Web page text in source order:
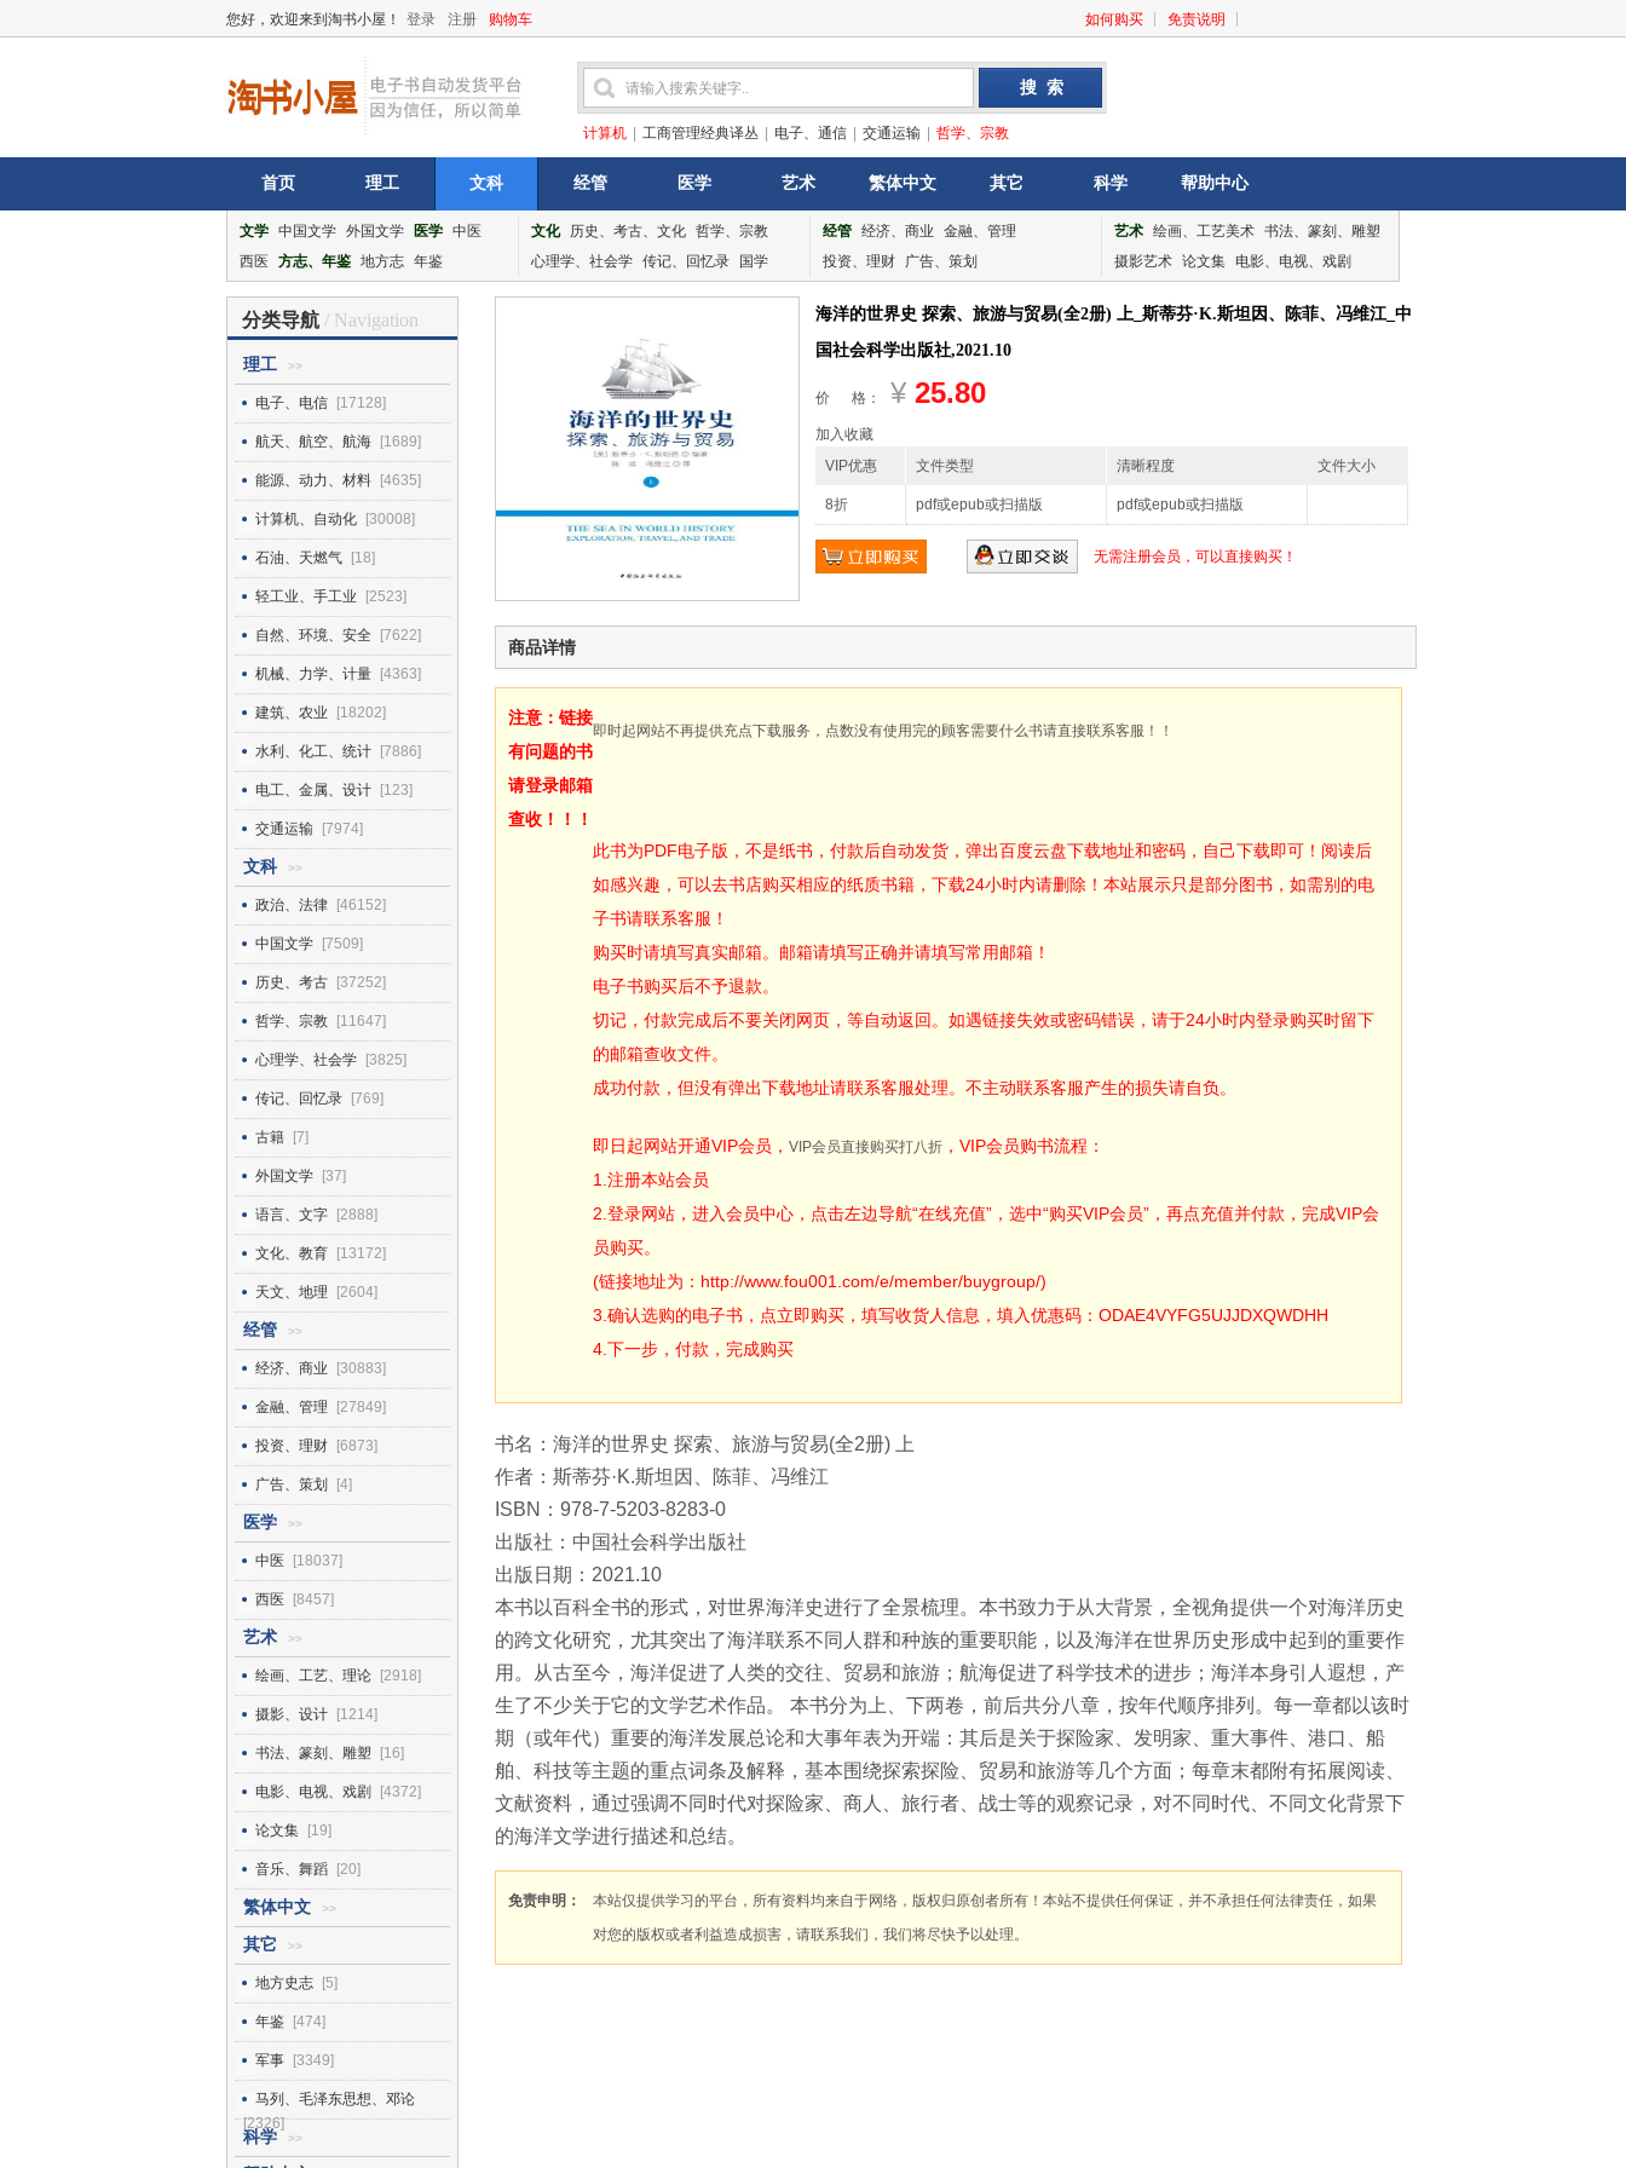
您好，欢迎来到淘书小屋！ 登录 注册 购物车 如何购买 免责说明
计算机 工商管理经典译丛 电子、通信 交通运输 哲学、宗教
首页 理工 文科 经管 医学 艺术 繁体中文 其它 科学 帮助中心
文学 中国文学 外国文学 医学 中医
西医
方志、年鉴 地方志 年鉴
文化 历史、考古、文化 哲学、宗教
心理学、社会学 传记、回忆录 国学
经管 经济、商业
金融、管理
投资、理财
广告、策划
艺术 绘画、工艺美术 书法、篆刻、雕塑
摄影艺术 论文集
电影、电视、戏剧
分类导航 / Navigation
理工 >>
电子、电信 [17128]
航天、航空、航海 [1689]
能源、动力、材料 [4635]
计算机、自动化 [30008]
石油、天燃气 [18]
轻工业、手工业 [2523]
自然、环境、安全 [7622]
机械、力学、计量 [4363]
建筑、农业 [18202]
水利、化工、统计 [7886]
电工、金属、设计 [123]
交通运输 [7974]
文科 >>
政治、法律 [46152]
中国文学 [7509]
历史、考古 [37252]
哲学、宗教 [11647]
心理学、社会学 [3825]
传记、回忆录 [769]
古籍 [7]
外国文学 [37]
语言、文字 [2888]
文化、教育 [13172]
天文、地理 [2604]
经管 >>
经济、商业 [30883]
金融、管理 [27849]
投资、理财 [6873]
广告、策划 [4]
医学 >>
中医 [18037]
西医 [8457]
艺术 >>
绘画、工艺、理论 [2918]
摄影、设计 [1214]
书法、篆刻、雕塑 [16]
电影、电视、戏剧 [4372]
论文集 [19]
音乐、舞蹈 [20]
繁体中文 >>
其它 >>
地方史志 [5]
年鉴 [474]
军事 [3349]
马列、毛泽东思想、邓论
[2326]
科学 >>
海洋的世界史 探索、旅游与贸易(全2册) 上_斯蒂芬·K.斯坦因、陈菲、冯维江_中
国社会科学出版社,2021.10
价 格： ¥ 25.80
加入收藏
VIP优惠
文件类型 清晰程度 文件大小
8折 pdf或epub或扫描版 pdf或epub或扫描版
无需注册会员，可以直接购买！
商品详情
注意：链接
有问题的书
请登录邮箱
查收！！！
即时起网站不再提供充点下载服务，点数没有使用完的顾客需要什么书请直接联系客服！！
此书为PDF电子版，不是纸书，付款后自动发货，弹出百度云盘下载地址和密码，自己下载即可！阅读后
如感兴趣，可以去书店购买相应的纸质书籍，下载24小时内请删除！本站展示只是部分图书，如需别的电
子书请联系客服！
购买时请填写真实邮箱。邮箱请填写正确并请填写常用邮箱！
电子书购买后不予退款。
切记，付款完成后不要关闭网页，等自动返回。如遇链接失效或密码错误，请于24小时内登录购买时留下
的邮箱查收文件。
成功付款，但没有弹出下载地址请联系客服处理。不主动联系客服产生的损失请自负。
即日起网站开通VIP会员， VIP会员直接购买打八折 ，VIP会员购书流程：
1.注册本站会员
2.登录网站，进入会员中心，点击左边导航“在线充值”，选中“购买VIP会员”，再点充值并付款，完成VIP会
员购买。
(链接地址为：http://www.fou001.com/e/member/buygroup/)
3.确认选购的电子书，点立即购买，填写收货人信息，填入优惠码：ODAE4VYFG5UJJDXQWDHH
4.下一步，付款，完成购买
书名：海洋的世界史 探索、旅游与贸易(全2册) 上
作者：斯蒂芬·K.斯坦因、陈菲、冯维江
ISBN：978-7-5203-8283-0
出版社：中国社会科学出版社
出版日期：2021.10
本书以百科全书的形式，对世界海洋史进行了全景梳理。本书致力于从大背景，全视角提供一个对海洋历史
的跨文化研究，尤其突出了海洋联系不同人群和种族的重要职能，以及海洋在世界历史形成中起到的重要作
用。从古至今，海洋促进了人类的交往、贸易和旅游；航海促进了科学技术的进步；海洋本身引人遐想，产
生了不少关于它的文学艺术作品。 本书分为上、下两卷，前后共分八章，按年代顺序排列。每一章都以该时
期（或年代）重要的海洋发展总论和大事年表为开端：其后是关于探险家、发明家、重大事件、港口、船
舶、科技等主题的重点词条及解释，基本围绕探索探险、贸易和旅游等几个方面；每章末都附有拓展阅读、
文献资料，通过强调不同时代对探险家、商人、旅行者、战士等的观察记录，对不同时代、不同文化背景下
的海洋文学进行描述和总结。
免责申明：
本站仅提供学习的平台，所有资料均来自于网络，版权归原创者所有！本站不提供任何保证，并不承担任何法律责任，如果
对您的版权或者利益造成损害，请联系我们，我们将尽快予以处理。